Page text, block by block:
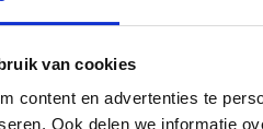
van cookies
content en advertenties te
Ook delen we informatie